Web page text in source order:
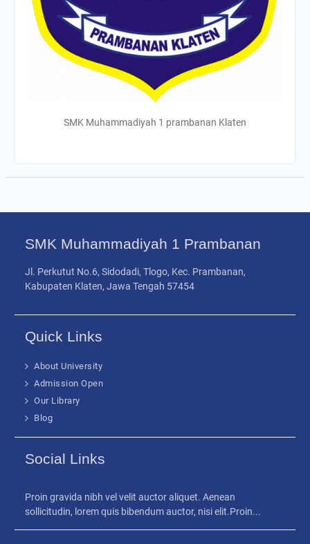
SMK Muhammadiyah 1 prambanan Klaten
SMK Muhammadiyah 1 Prambanan
Jl. Perkutut No.6, Sidodadi, Tlogo, Kec. Prambanan,
Kabupaten Klaten, Jawa Tengah 57454
Quick Links
About University
Admission Open
Our Library
Blog
Social Links
Proin gravida nibh vel velit auctor aliquet. Aenean
sollicitudin, lorem quis bibendum auctor, nisi elit.Proin...